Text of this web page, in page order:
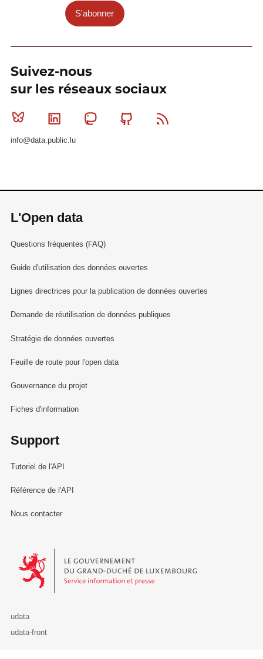
S'abonner
Suivez-nous
sur les réseaux sociaux
Bluesky Linkedin MastodonGithub
info@data.public.lu
L'Open data
Questions fréquentes (FAQ)
Guide d'utilisation des données ouvertes
Lignes directrices pour la publication de données ouvertes
Demande de réutilisation de données publiques
Stratégie de données ouvertes
Feuille de route pour l'open data
Gouvernance du projet
Fiches d'information
Support
Tutoriel de l'API
Référence de l'API
Nous contacter
Le Gouvernement du Grand-Duché de Luxembourg - Service
udata
udata-front